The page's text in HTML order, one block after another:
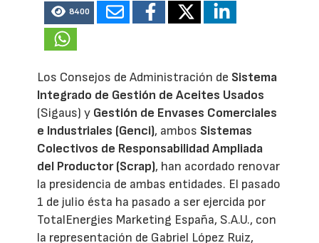
8400
Los Consejos de Administración de Sistema
Integrado de Gestión de Aceites Usados
(Sigaus) y Gestión de Envases Comerciales
e Industriales (Genci), ambos Sistemas
Colectivos de Responsabilidad Ampliada
del Productor (Scrap), han acordado renovar
la presidencia de ambas entidades. El pasado
1 de julio ésta ha pasado a ser ejercida por
TotalEnergies Marketing España, S.A.U., con
la representación de Gabriel López Ruiz,